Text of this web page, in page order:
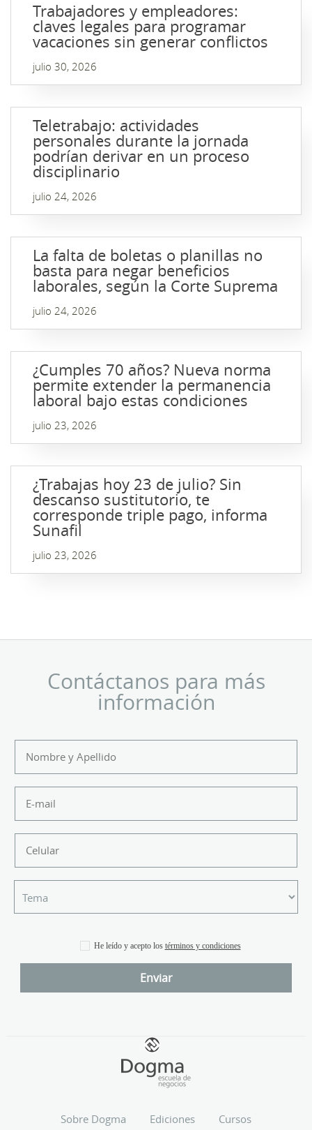
Trabajadores y empleadores:
claves legales para programar
vacaciones sin generar conflictos
julio 30, 2026
Teletrabajo: actividades
personales durante la jornada
podrían derivar en un proceso
disciplinario
julio 24, 2026
La falta de boletas o planillas no
basta para negar beneficios
laborales, según la Corte Suprema
julio 24, 2026
¿Cumples 70 años? Nueva norma
permite extender la permanencia
laboral bajo estas condiciones
julio 23, 2026
¿Trabajas hoy 23 de julio? Sin
descanso sustitutorio, te
corresponde triple pago, informa
Sunafil
julio 23, 2026
Contáctanos para más
información
He leído y acepto los términos y condiciones
Sobre Dogma Ediciones Cursos